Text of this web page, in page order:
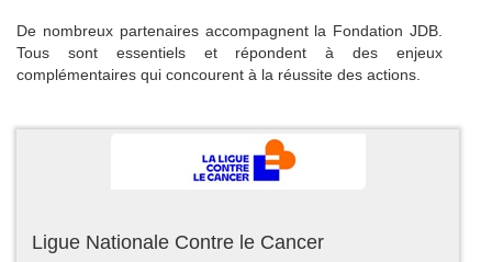
De nombreux partenaires accompagnent la Fondation JDB.
Tous sont essentiels et répondent à des enjeux
complémentaires qui concourent à la réussite des actions.
Ligue Nationale Contre le Cancer